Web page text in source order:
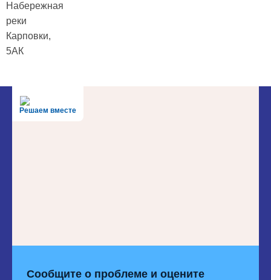
Набережная
реки
Карповки,
5АК
Решаем вместе
Сообщите о проблеме и оцените